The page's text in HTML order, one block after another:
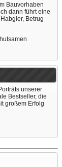
Bauvorhaben
dann führt eine
Betrug
unserer
Bestseller, die
großem Erfolg